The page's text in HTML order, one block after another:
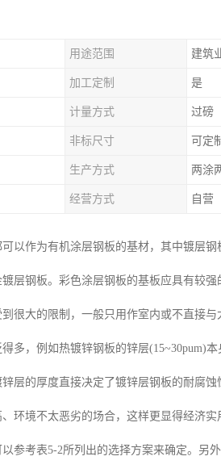
用途范围 建筑
加工定制 是
计量方式 过磅
非标尺寸 可定
生产方式 两涂
经营方式 自营
以作为有机涂层钢板的基材，其中镀层
层钢板。彩色涂层钢板的基板应具有较
很大的限制，一般只用作室内或不直接
多，例如热镀锌钢板的锌层(15~30pum)
层的厚度直接决定了镀锌层钢板的耐腐蚀
环境不太恶劣的场合，这样更显得经济
参考表5-2所列出的选择方案来确定。另